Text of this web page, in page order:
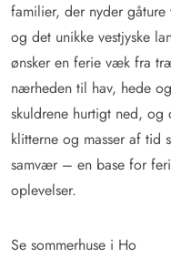
familier, der nyder
og det unikke vestjyske
ønsker en ferie væk fra
nærheden til hav, hede
skuldrene hurtigt ned,
klitterne og masser af tid
samvær – en base for
oplevelser.
Se sommerhuse i Ho